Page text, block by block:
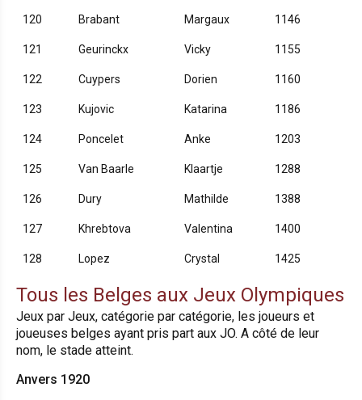
120 Brabant Margaux 1146
121 Geurinckx Vicky 1155
122 Cuypers Dorien 1160
123 Kujovic Katarina 1186
124 Poncelet Anke 1203
125 Van Baarle Klaartje 1288
126 Dury Mathilde 1388
127 Khrebtova Valentina 1400
128 Lopez Crystal 1425
Tous les Belges aux Jeux Olympiques
Jeux par Jeux, catégorie par catégorie, les joueurs et
joueuses belges ayant pris part aux JO. A côté de leur
nom, le stade atteint.
Anvers 1920